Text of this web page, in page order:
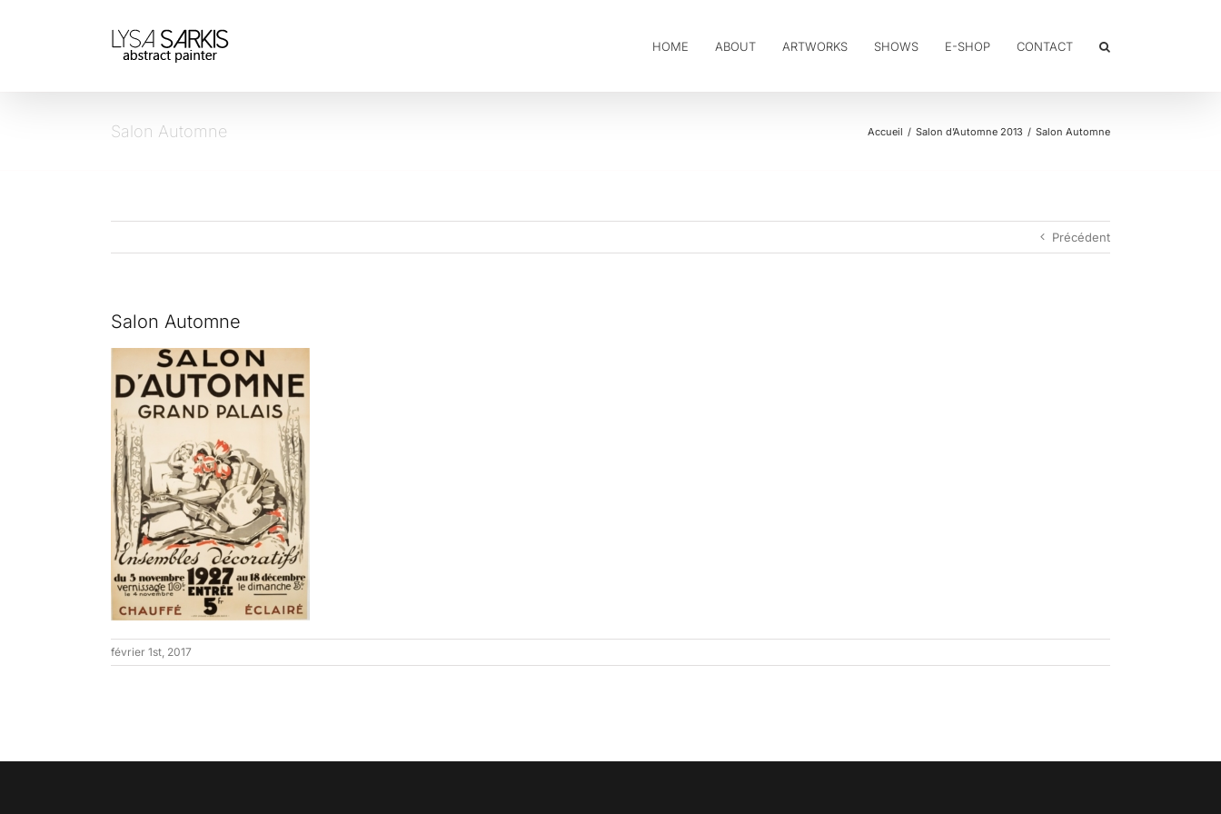
HOME ABOUT ARTWORKS SHOWS E-SHOP CONTACT
Salon Automne Accueil Salon d’Automne 2013 Salon Automne
Précédent
Salon Automne
février 1st, 2017